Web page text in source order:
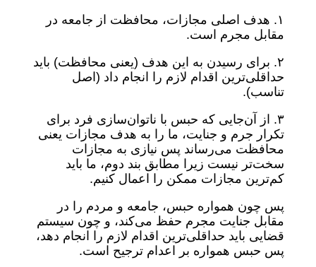
۱. هدف اصلی مجازات، محافظت از جامعه در
مقابل مجرم است.
۲. برای رسیدن به این هدف (یعنی محافظت) باید
حداقلی‌ترین اقدام لازم را انجام داد (اصل
تناسب).
۳. از آن‌جایی که حبس با ناتوان‌سازی فرد برای
تکرار جرم و جنایت، ما را به هدف مجازات یعنی
محافظت می‌رساند پس نیازی به مجازات
سخت‌تر نیست زیرا مطابق بند دوم، ما باید
کم‌ترین مجازات ممکن را اعمال کنیم.
پس چون همواره حبس، جامعه و مردم را در
مقابل جنایت مجرم حفظ می‌کند، و چون سیستم
قضایی باید حداقلی‌ترین اقدام لازم را انجام دهد،
پس حبس همواره بر اعدام ترجیح است.